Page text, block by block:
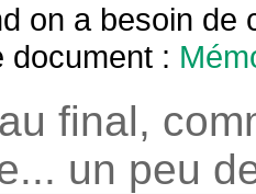
on a besoin de
document :
final,
un peu